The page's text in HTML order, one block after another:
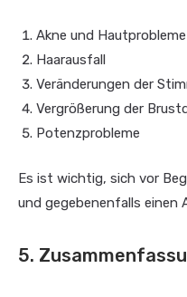
Akne und Hautprobleme
Haarausfall
Veränderungen der
Vergrößerung der
Potenzprobleme
Es ist wichtig, sich vor
und gegebenenfalls einen
5.